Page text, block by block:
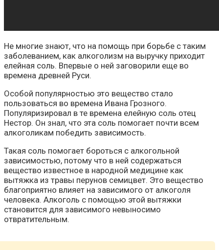
Не многие знают, что на помощь при борьбе с таким
заболеванием, как алкоголизм на выручку приходит
елейная соль. Впервые о ней заговорили еще во
времена древней Руси.
Особой популярностью это вещество стало
пользоваться во времена Ивана Грозного.
Популяризировал в те времена елейную соль отец
Нестор. Он знал, что эта соль помогает почти всем
алкоголикам победить зависимость.
Такая соль помогает бороться с алкогольной
зависимостью, потому что в ней содержаться
вещество известное в народной медицине как
вытяжка из травы перунов семицвет. Это вещество
благоприятно влияет на зависимого от алкоголя
человека. Алкоголь с помощью этой вытяжки
становится для зависимого невыносимо
отвратительным.